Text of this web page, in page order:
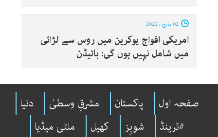
امریکی افواج یوکرین میں روس سے لڑائی
میں شامل نہیں ہوں گی: بائیڈن
صفحہ اول پاکستان مشرقِ وسطیٰ
دنیا
#ٹرینڈ
شوبِز کھیل ملٹی میڈیا